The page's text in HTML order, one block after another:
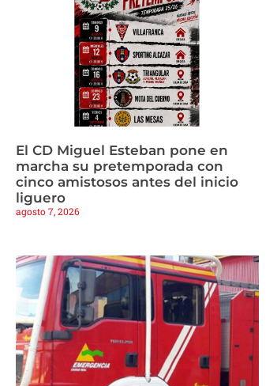
El CD Miguel Esteban pone en
marcha su pretemporada con
cinco amistosos antes del inicio
liguero
agosto 7, 2026